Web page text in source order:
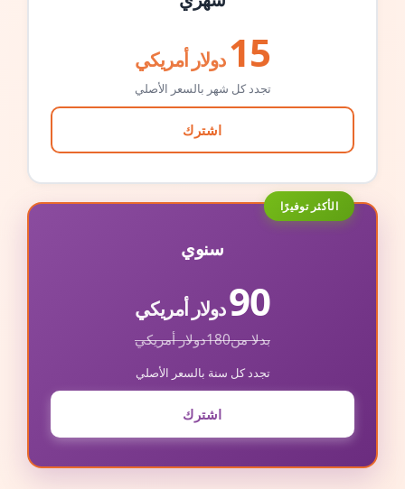
15 دولار أمريكي
تجدد كل شهر بالسعر الأصلي
اشترك
الأكثر توفيرًا
سنوي
90دولار أمريكي
بدلا من180دولار أمريكي
تجدد كل سنة بالسعر الأصلي
اشترك